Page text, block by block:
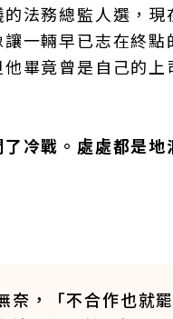
法務總監人選，
一輛早已志在終點
畢竟曾是自己的
冷戰。處處都是
奈，「不合作也就